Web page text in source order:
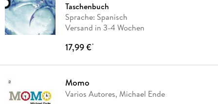
Taschenbuch
Sprache: Spanisch
Versand in 3-4 Wochen
17,99 €*
Momo
Varios Autores, Michael Ende